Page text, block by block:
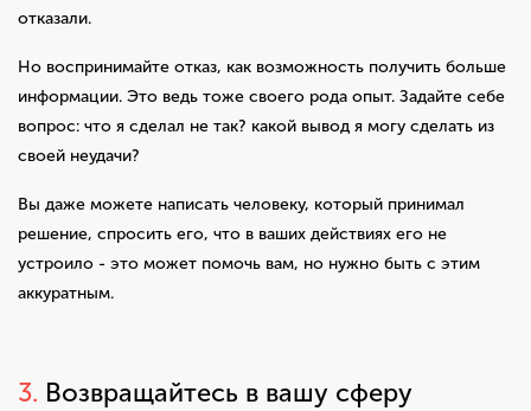
отказали.
Но воспринимайте отказ, как возможность получить больше
информации. Это ведь тоже своего рода опыт. Задайте себе
вопрос: что я сделал не так? какой вывод я могу сделать из
своей неудачи?
Вы даже можете написать человеку, который принимал
решение, спросить его, что в ваших действиях его не
устроило - это может помочь вам, но нужно быть с этим
аккуратным.
3. Возвращайтесь в вашу сферу